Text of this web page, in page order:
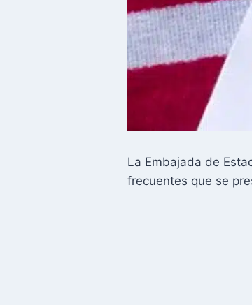
La Embajada de
frecuentes que se